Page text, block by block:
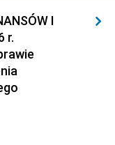
I
r.